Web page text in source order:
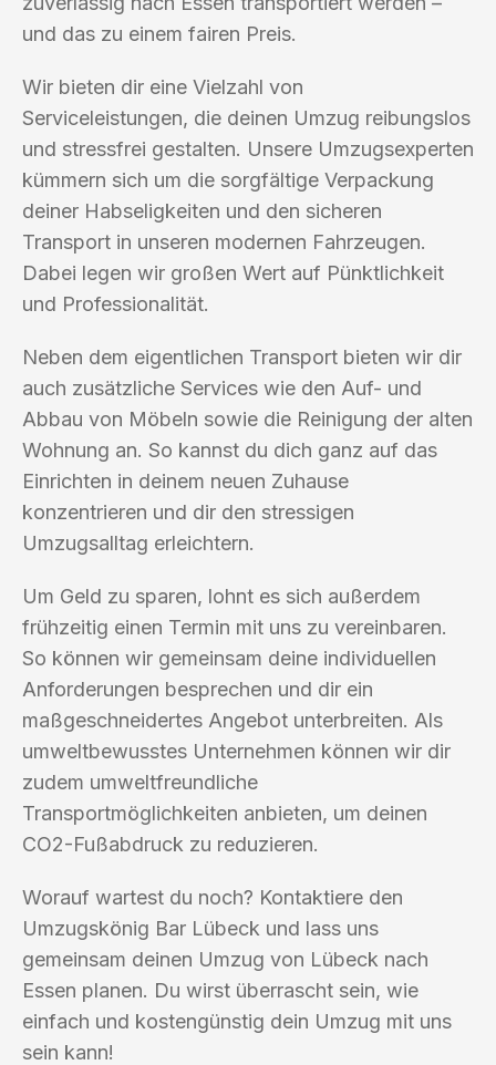
und das zu einem fairen Preis.
Wir bieten dir eine Vielzahl von
Serviceleistungen, die deinen Umzug reibungslos
und stressfrei gestalten. Unsere Umzugsexperten
kümmern sich um die sorgfältige Verpackung
deiner Habseligkeiten und den sicheren
Transport in unseren modernen Fahrzeugen.
Dabei legen wir großen Wert auf Pünktlichkeit
und Professionalität.
Neben dem eigentlichen Transport bieten wir dir
auch zusätzliche Services wie den Auf- und
Abbau von Möbeln sowie die Reinigung der alten
Wohnung an. So kannst du dich ganz auf das
Einrichten in deinem neuen Zuhause
konzentrieren und dir den stressigen
Umzugsalltag erleichtern.
Um Geld zu sparen, lohnt es sich außerdem
frühzeitig einen Termin mit uns zu vereinbaren.
So können wir gemeinsam deine individuellen
Anforderungen besprechen und dir ein
maßgeschneidertes Angebot unterbreiten. Als
umweltbewusstes Unternehmen können wir dir
zudem umweltfreundliche
Transportmöglichkeiten anbieten, um deinen
CO2-Fußabdruck zu reduzieren.
Worauf wartest du noch? Kontaktiere den
Umzugskönig Bar Lübeck und lass uns
gemeinsam deinen Umzug von Lübeck nach
Essen planen. Du wirst überrascht sein, wie
einfach und kostengünstig dein Umzug mit uns
sein kann!